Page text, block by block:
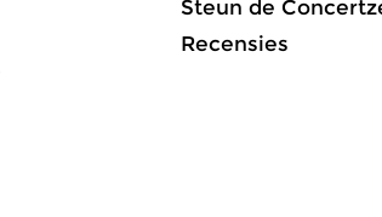
Steun de
Recensies